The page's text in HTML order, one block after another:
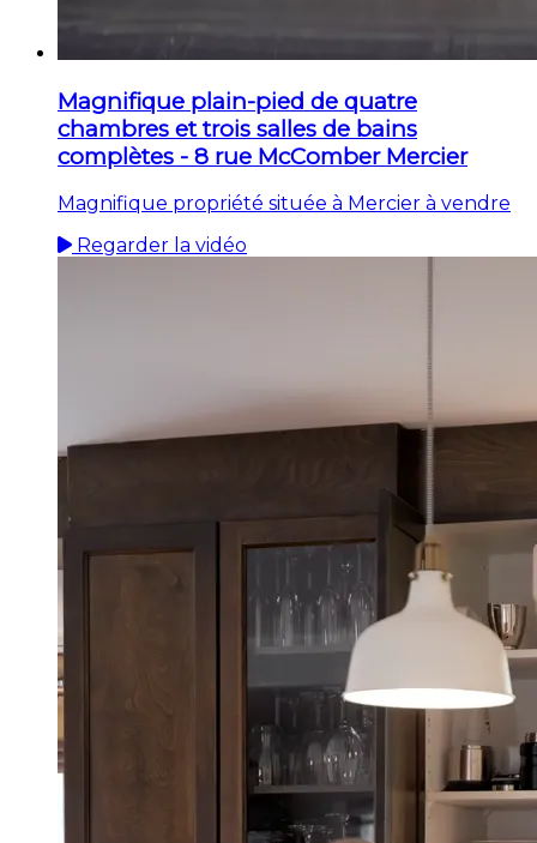
Magnifique plain-pied de quatre
chambres et trois salles de bains
complètes - 8 rue McComber Mercier
Magnifique propriété située à Mercier à vendre
Regarder la vidéo